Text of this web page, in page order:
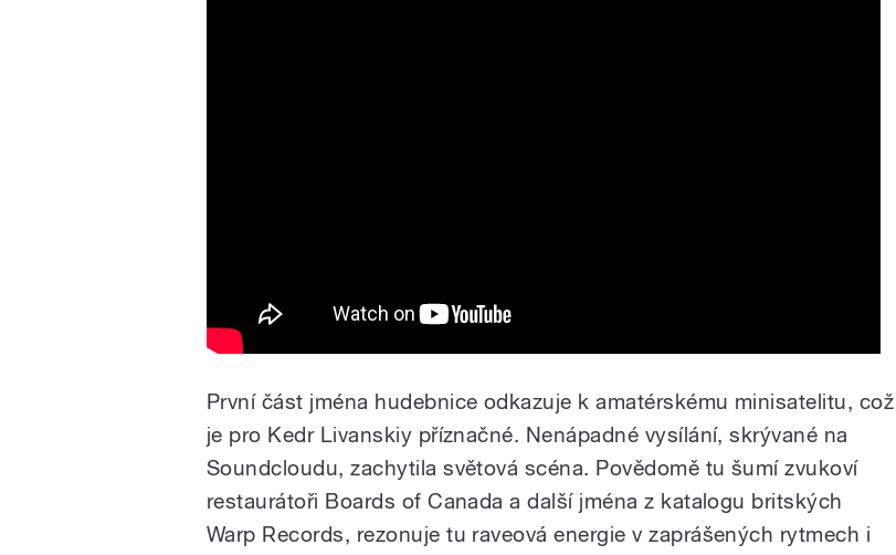
První část jména hudebnice odkazuje k amatérskému minisatelitu, což
je pro Kedr Livanskiy příznačné. Nenápadné vysílání, skrývané na
Soundcloudu, zachytila světová scéna. Povědomě tu šumí zvukoví
restaurátoři Boards of Canada a další jména z katalogu britských
Warp Records, rezonuje tu raveová energie v zaprášených rytmech i